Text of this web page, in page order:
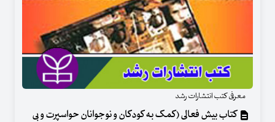
معرفی کتب انتشارات رشد
کتاب بیش فعالی (کمک به کودکان و نوجوانان حواسپرت و بی